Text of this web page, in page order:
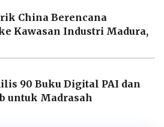
China Berencana
Kawasan Industri Madura,
90 Buku Digital PAI dan
untuk Madrasah